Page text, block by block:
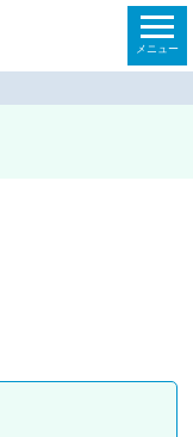
メニュー